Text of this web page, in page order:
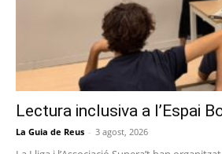
Lectura inclusiva a l’Espai
La Guia de Reus - 3 agost, 2026